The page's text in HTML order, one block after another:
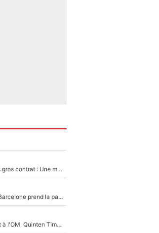
Kylian Mbappé lâche Nike pour un très gros contrat : Une marque «inattendue» va frapper très fort
Ferran Torres a dit oui au PSG : Le FC Barcelone prend la parole alors qu'un transfert de l'attaquant espagnol prend forme
En plein cauchemar après son transfert à l'OM, Quinten Timber raconte ses doutes après sa signature à Marseille